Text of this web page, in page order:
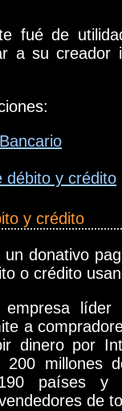
fué de
a su creador
débito y crédito
y crédito
un donativo
o crédito
líder
a
dinero por
200 millones
países y
de